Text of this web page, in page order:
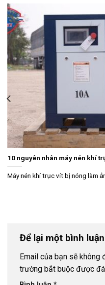
10 nguyên nhân máy nén khí
Máy nén khí trục vít bị nóng làm
Để lại một bình luận
Email của bạn sẽ không
trường bắt buộc được